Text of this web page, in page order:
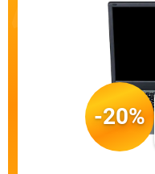
-20%